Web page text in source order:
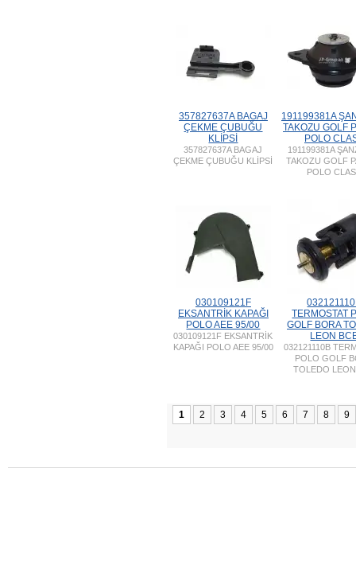
357827637A BAGAJ
ÇEKME ÇUBUĞU
KLİPSİ
357827637A BAGAJ
ÇEKME ÇUBUĞU KLİPSİ
191199381A
TAKOZU GOLF
POLO
191199381A
TAKOZU GOLF
POLO
030109121F
EKSANTRİK KAPAĞI
POLO AEE 95/00
030109121F EKSANTRİK
KAPAĞI POLO AEE 95/00
TERMOSTAT
GOLF BORA
LEON
032121110B
POLO GOLF
TOLEDO
1 2 3 4 5 6 7 8 9